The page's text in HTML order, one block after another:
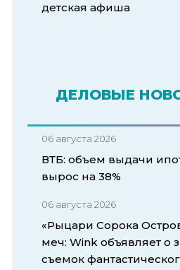
детская афиша
ДЕЛОВЫЕ
06 августа 2026
ВТБ: объем выдачи
вырос на 38%
06 августа 2026
«Рыцари Сорока
меч: Wink объявляет о
съемок